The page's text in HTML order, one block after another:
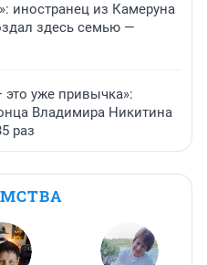
иностранец из Камеруна
здесь семью —
уже привычка»:
Владимира Никитина
раз